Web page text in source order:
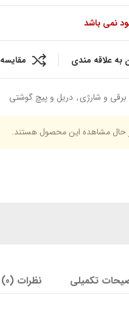
نمی باشد
به علاقه مندی مقایسه
برقی و شارژی, دریل و پیچ گوشتی
حال مشاهده این محصول هستند.
تکمیلی نظرات (0)